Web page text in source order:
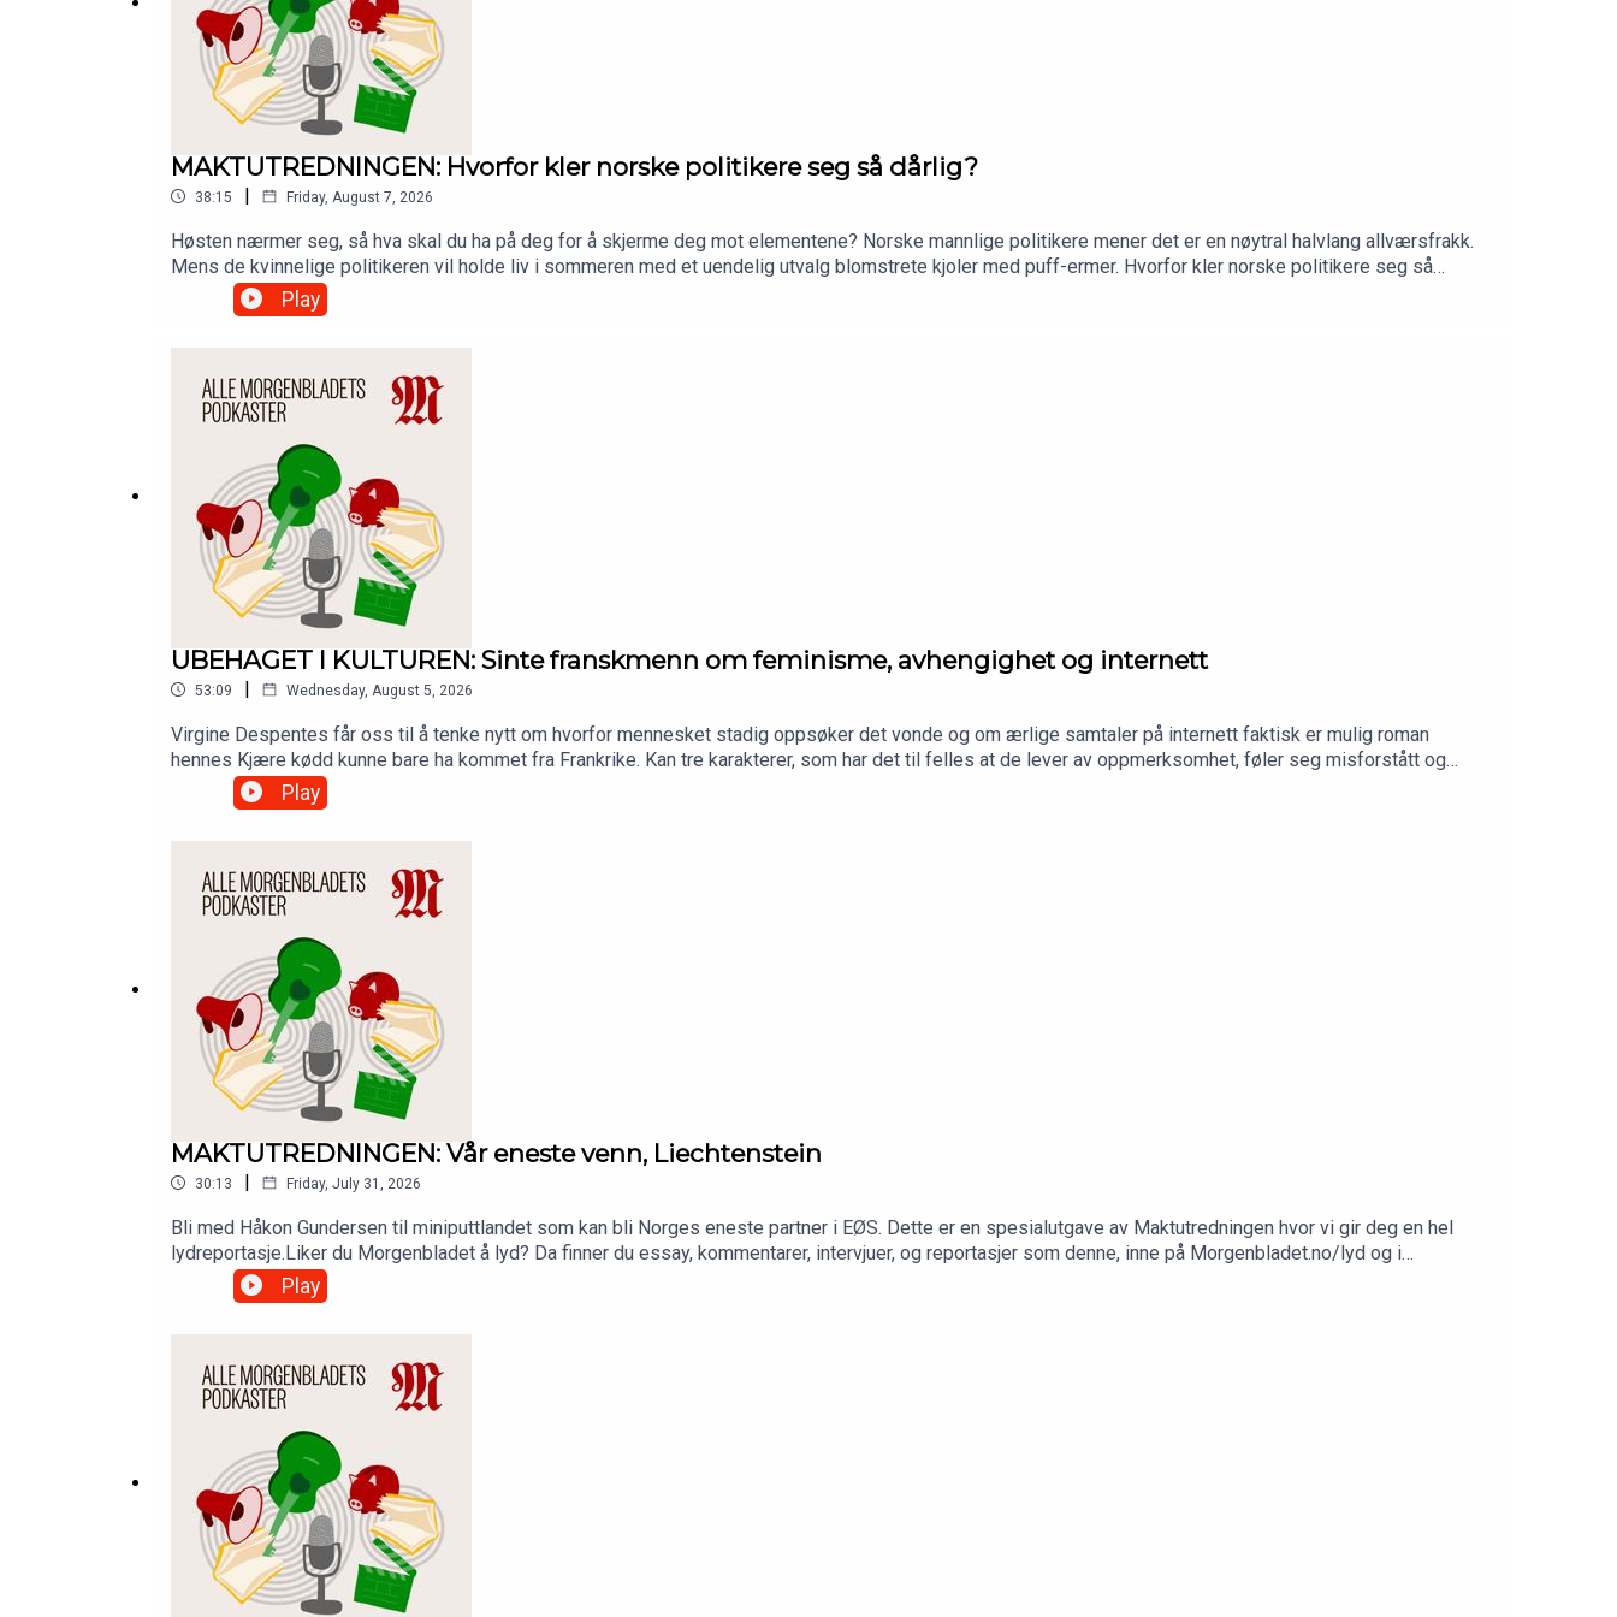
MAKTUTREDNINGEN: Hvorfor kler norske politikere seg så dårlig?
38:15 | Friday, August 7, 2026
Høsten nærmer seg, så hva skal du ha på deg for å skjerme deg mot elementene? Norske mannlige politikere mener det er en nøytral halvlang allværsfrakk.
Mens de kvinnelige politikeren vil holde liv i sommeren med et uendelig utvalg blomstrete kjoler med puff-ermer. Hvorfor kler norske politikere seg så
uinspirert?Hør podkasten Maktutredningen.
Play
UBEHAGET I KULTUREN: Sinte franskmenn om feminisme, avhengighet og internett
53:09 | Wednesday, August 5, 2026
Virgine Despentes får oss til å tenke nytt om hvorfor mennesket stadig oppsøker det vonde og om ærlige samtaler på internett faktisk er mulig roman
hennes Kjære kødd kunne bare ha kommet fra Frankrike. Kan tre karakterer, som har det til felles at de lever av oppmerksomhet, føler seg misforstått og
stadig oppsøker det som ødelegger dem, gi oss håp om en ekte samtale i en verden der nærheten mellom mennesker kneler under vekten av internett? Hør
podkasten Ubehaget i kulturen, med Bernhard Ellefsen og Ingeborg Misje Bergem.
Play
MAKTUTREDNINGEN: Vår eneste venn, Liechtenstein
30:13 | Friday, July 31, 2026
Bli med Håkon Gundersen til miniputtlandet som kan bli Norges eneste partner i EØS. Dette er en spesialutgave av Maktutredningen hvor vi gir deg en hel
lydreportasje.Liker du Morgenbladet å lyd? Da finner du essay, kommentarer, intervjuer, og reportasjer som denne, inne på Morgenbladet.no/lyd og i
Morgenbladets app.
Play